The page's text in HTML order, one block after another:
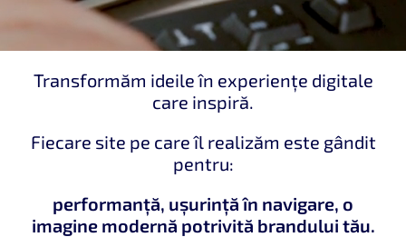
Transformăm ideile în experiențe digitale
care inspiră.
Fiecare site pe care îl realizăm este gândit
pentru:
performanță, ușurință în navigare, o
imagine modernă potrivită brandului tău.